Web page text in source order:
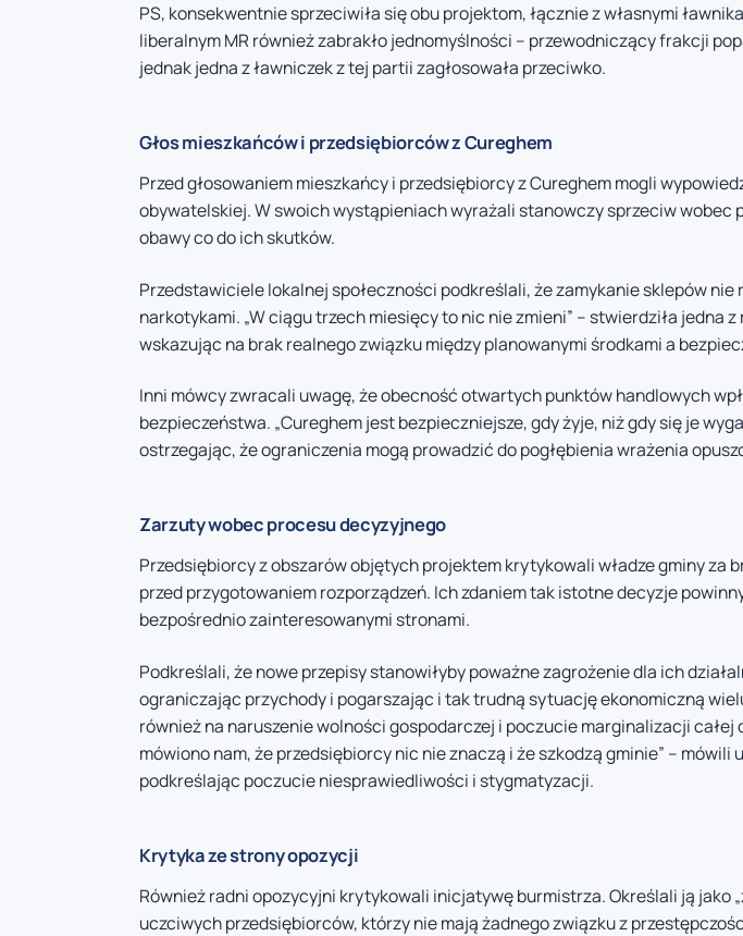
PS, konsekwentnie sprzeciwiła się obu projektom, łącznie z własnymi
liberalnym MR również zabrakło jednomyślności – przewodniczący frakcji
jednak jedna z ławniczek z tej partii zagłosowała przeciwko.
Głos mieszkańców i przedsiębiorców z Cureghem
Przed głosowaniem mieszkańcy i przedsiębiorcy z Cureghem mogli
obywatelskiej. W swoich wystąpieniach wyrażali stanowczy sprzeciw wobec
obawy co do ich skutków.
Przedstawiciele lokalnej społeczności podkreślali, że zamykanie sklepów
narkotykami. „W ciągu trzech miesięcy to nic nie zmieni” – stwierdziła jedna
wskazując na brak realnego związku między planowanymi środkami a
Inni mówcy zwracali uwagę, że obecność otwartych punktów handlowych
bezpieczeństwa. „Cureghem jest bezpieczniejsze, gdy żyje, niż gdy się je
ostrzegając, że ograniczenia mogą prowadzić do pogłębienia wrażenia
Zarzuty wobec procesu decyzyjnego
Przedsiębiorcy z obszarów objętych projektem krytykowali władze gminy za
przed przygotowaniem rozporządzeń. Ich zdaniem tak istotne decyzje
bezpośrednio zainteresowanymi stronami.
Podkreślali, że nowe przepisy stanowiłyby poważne zagrożenie dla ich
ograniczając przychody i pogarszając i tak trudną sytuację ekonomiczną
również na naruszenie wolności gospodarczej i poczucie marginalizacji całej
mówiono nam, że przedsiębiorcy nic nie znaczą i że szkodzą gminie” – mówili
podkreślając poczucie niesprawiedliwości i stygmatyzacji.
Krytyka ze strony opozycji
Również radni opozycyjni krytykowali inicjatywę burmistrza. Określali ją jako
uczciwych przedsiębiorców, którzy nie mają żadnego związku z